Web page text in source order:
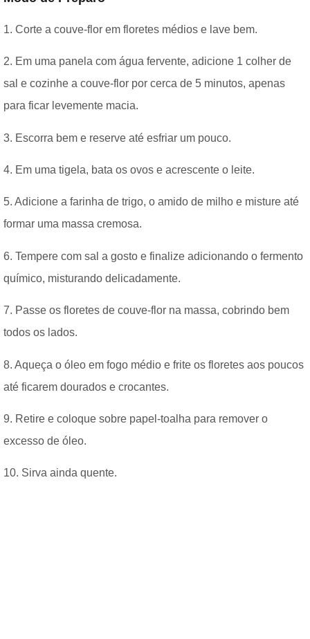
1. Corte a couve-flor em floretes médios e lave bem.
2. Em uma panela com água fervente, adicione 1 colher de
sal e cozinhe a couve-flor por cerca de 5 minutos, apenas
para ficar levemente macia.
3. Escorra bem e reserve até esfriar um pouco.
4. Em uma tigela, bata os ovos e acrescente o leite.
5. Adicione a farinha de trigo, o amido de milho e misture até
formar uma massa cremosa.
6. Tempere com sal a gosto e finalize adicionando o fermento
químico, misturando delicadamente.
7. Passe os floretes de couve-flor na massa, cobrindo bem
todos os lados.
8. Aqueça o óleo em fogo médio e frite os floretes aos poucos
até ficarem dourados e crocantes.
9. Retire e coloque sobre papel-toalha para remover o
excesso de óleo.
10. Sirva ainda quente.